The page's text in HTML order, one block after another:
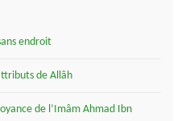
endroit
de Allâh
de l’Imâm Ahmad Ibn